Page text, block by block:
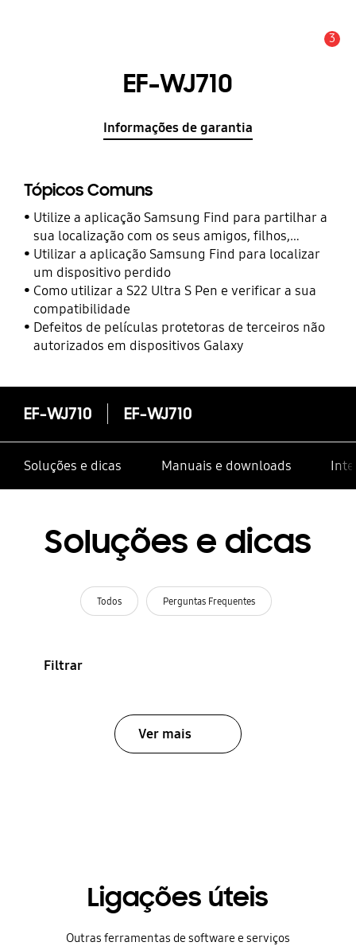
3
EF-WJ710
Informações de garantia
Tópicos Comuns
Utilize a aplicação Samsung Find para partilhar a
sua localização com os seus amigos, filhos,
familiares e outros contactos
Utilizar a aplicação Samsung Find para localizar
um dispositivo perdido
Como utilizar a S22 Ultra S Pen e verificar a sua
compatibilidade
Defeitos de películas protetoras de terceiros não
autorizados em dispositivos Galaxy
EF-WJ710 EF-WJ710
Soluções e dicas Manuais e downloads
Soluções e dicas
Todos Perguntas Frequentes
Filtrar
Ver mais
Ligações úteis
Outras ferramentas de software e serviços